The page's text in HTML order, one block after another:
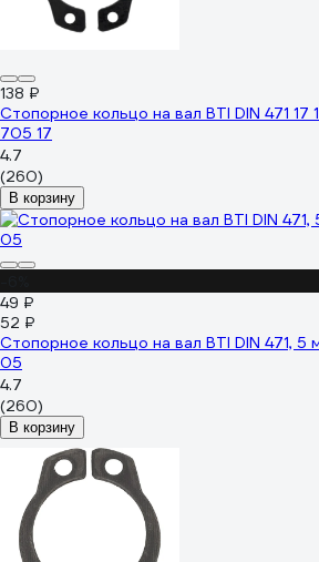
138 ₽
Стопорное кольцо на вал BTI DIN 471 17
705 17
4.7
(260)
В корзину
49 ₽
52 ₽
Стопорное кольцо на вал BTI DIN 471,
05
4.7
(260)
В корзину